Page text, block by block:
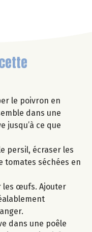
le poivron en
dans une
jusqu’à ce que
persil, écraser les
tomates séchées en
les œufs. Ajouter
dans une poêle